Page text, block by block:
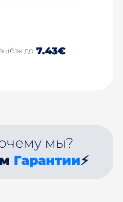
до 7.43€
мы?
Гарантии⚡